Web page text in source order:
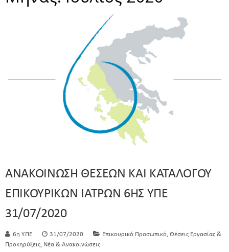
ΑΝΑΚΟΙΝΩΣΗ ΘΕΣΕΩΝ ΚΑΙ ΚΑΤΑΛΟΓΟΥ
ΕΠΙΚΟΥΡΙΚΩΝ ΙΑΤΡΩΝ 6ΗΣ ΥΠΕ
31/07/2020
6η Υ.ΠΕ. 31/07/2020 Επικουρικό Προσωπικό, Θέσεις Εργασίας &
Προκηρύξεις, Νέα & Ανακοινώσεις